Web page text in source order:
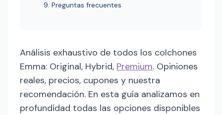
9. Preguntas frecuentes
Análisis exhaustivo de todos los colchones
Emma: Original, Hybrid, Premium. Opiniones
reales, precios, cupones y nuestra
recomendación. En esta guía analizamos en
profundidad todas las opciones disponibles